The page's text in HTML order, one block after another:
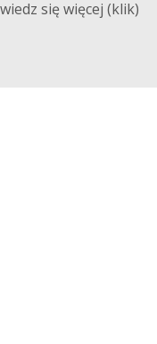
się więcej (klik)